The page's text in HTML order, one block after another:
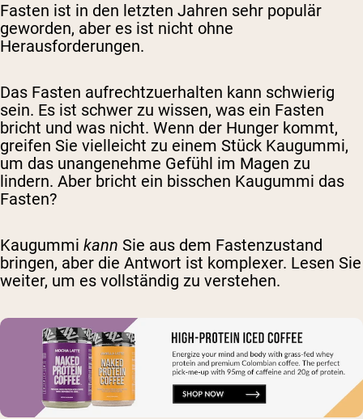
Fasten ist in den letzten Jahren sehr populär
geworden, aber es ist nicht ohne
Herausforderungen.
Das Fasten aufrechtzuerhalten kann schwierig
sein. Es ist schwer zu wissen, was ein Fasten
bricht und was nicht. Wenn der Hunger kommt,
greifen Sie vielleicht zu einem Stück Kaugummi,
um das unangenehme Gefühl im Magen zu
lindern. Aber bricht ein bisschen Kaugummi das
Fasten?
Kaugummi kann Sie aus dem Fastenzustand
bringen, aber die Antwort ist komplexer. Lesen Sie
weiter, um es vollständig zu verstehen.